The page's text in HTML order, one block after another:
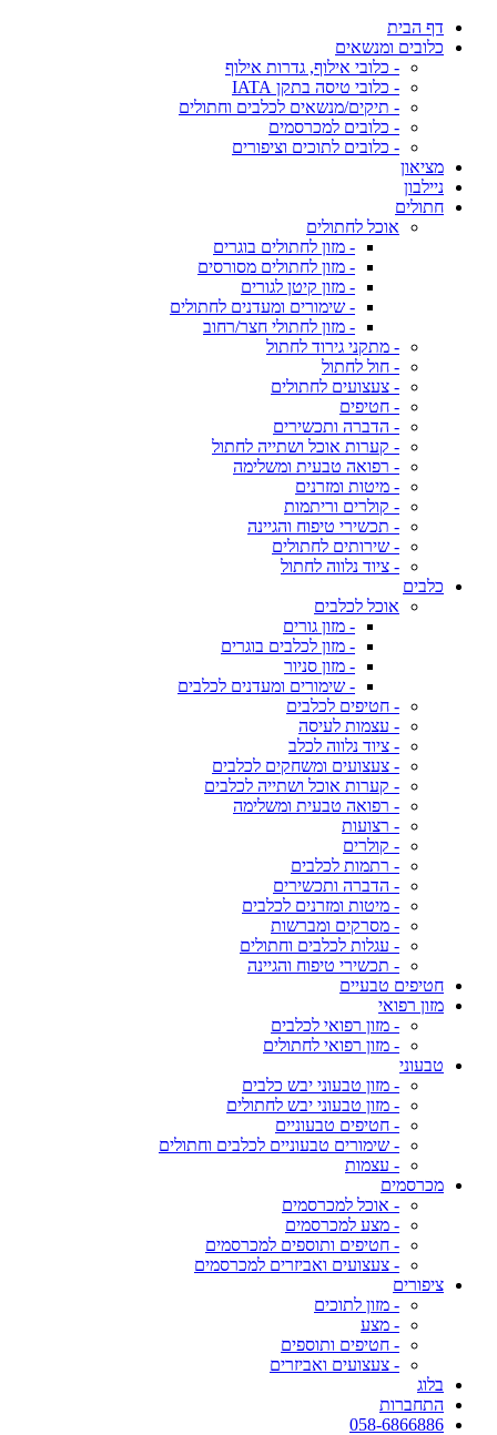
דף הבית
כלובים ומנשאים
- כלובי אילוף, גדרות אילוף
- כלובי טיסה בתקן IATA
- תיקים/מנשאים לכלבים וחתולים
- כלובים למכרסמים
- כלובים לתוכים וציפורים
מציאון
ניילבון
חתולים
אוכל לחתולים
- מזון לחתולים בוגרים
- מזון לחתולים מסורסים
- מזון קיטן לגורים
- שימורים ומעדנים לחתולים
- מזון לחתולי חצר/רחוב
- מתקני גירוד לחתול
- חול לחתול
- צעצועים לחתולים
- חטיפים
- הדברה ותכשירים
- קערות אוכל ושתייה לחתול
- רפואה טבעית ומשלימה
- מיטות ומזרנים
- קולרים וריתמות
- תכשירי טיפוח והגיינה
- שירותים לחתולים
- ציוד נלווה לחתול
כלבים
אוכל לכלבים
- מזון גורים
- מזון לכלבים בוגרים
- מזון סניור
- שימורים ומעדנים לכלבים
- חטיפים לכלבים
- עצמות לעיסה
- ציוד נלווה לכלב
- צעצועים ומשחקים לכלבים
- קערות אוכל ושתייה לכלבים
- רפואה טבעית ומשלימה
- רצועות
- קולרים
- רתמות לכלבים
- הדברה ותכשירים
- מיטות ומזרנים לכלבים
- מסרקים ומברשות
- עגלות לכלבים וחתולים
- תכשירי טיפוח והגיינה
חטיפים טבעיים
מזון רפואי
- מזון רפואי לכלבים
- מזון רפואי לחתולים
טבעוני
- מזון טבעוני יבש כלבים
- מזון טבעוני יבש לחתולים
- חטיפים טבעוניים
- שימורים טבעוניים לכלבים וחתולים
- עצמות
מכרסמים
- אוכל למכרסמים
- מצע למכרסמים
- חטיפים ותוספים למכרסמים
- צעצועים ואביזרים למכרסמים
ציפורים
- מזון לתוכים
- מצע
- חטיפים ותוספים
- צעצועים ואביזרים
בלוג
התחברות
058-6866886